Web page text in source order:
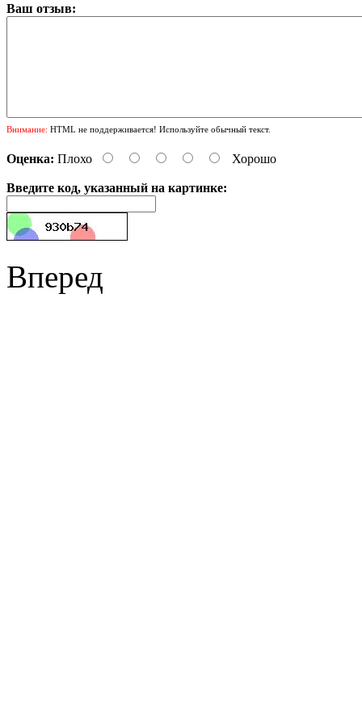
Ваш отзыв:
Внимание: HTML не поддерживается! Используйте обычный текст.
Оценка: Плохо Хорошо
Введите код, указанный на картинке:
Вперед